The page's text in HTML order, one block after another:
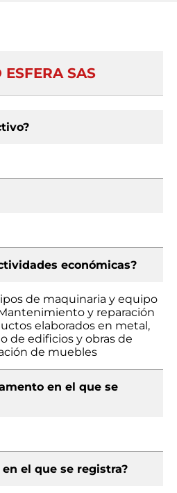
ESFERA SAS
económicas?
de maquinaria y equipo
y reparación
elaborados en metal,
de edificios y obras de
de muebles
en el que se
el que se registra?